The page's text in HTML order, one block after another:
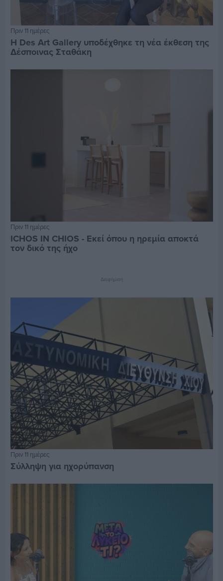
Πριν 11 ημέρες
Η Des Art Gallery υποδέχθηκε τη νέα έκθεση της
Δέσποινας Σταθάκη
Πριν 11 ημέρες
ICHOS IN CHIOS - Εκεί όπου η ηρεμία αποκτά
τον δικό της ήχο
Διαφήμιση
Πριν 11 ημέρες
Σύλληψη για ηχορύπανση